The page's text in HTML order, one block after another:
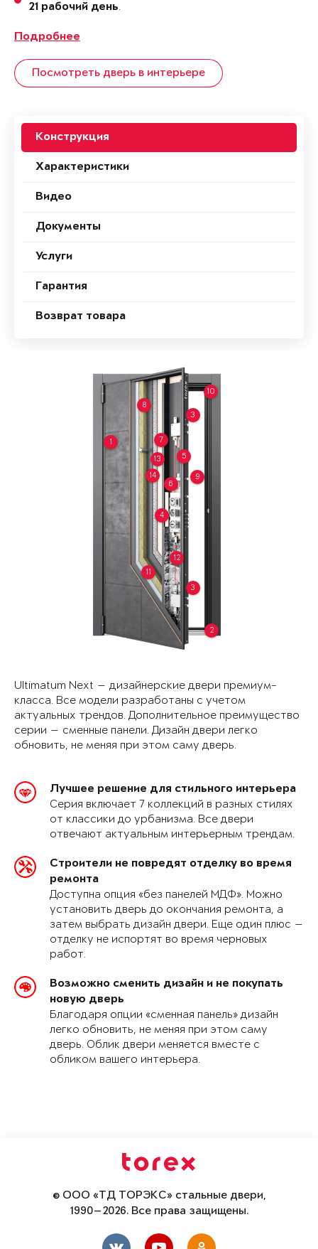
21 рабочий день.
Подробнее
Посмотреть дверь в интерьере
Конструкция
Характеристики
Видео
Документы
Услуги
Гарантия
Возврат товара
1
2
3
3
4
5
6
7
8
9
10
11
12
13
14
Ultimatum Next — дизайнерские двери премиум-
класса. Все модели разработаны с учетом
актуальных трендов. Дополнительное преимущество
серии — сменные панели. Дизайн двери легко
обновить, не меняя при этом саму дверь.
Лучшее решение для стильного интерьера
Серия включает 7 коллекций в разных стилях
от классики до урбанизма. Все двери
отвечают актуальным интерьерным трендам.
Строители не повредят отделку во время
ремонта
Доступна опция «без панелей МДФ». Можно
установить дверь до окончания ремонта, а
затем выбрать дизайн двери. Еще один плюс —
отделку не испортят во время черновых
работ.
Возможно сменить дизайн и не покупать
новую дверь
Благодаря опции «сменная панель» дизайн
легко обновить, не меняя при этом саму
дверь. Облик двери меняется вместе с
обликом вашего интерьера.
© ООО «ТД ТОРЭКС» стальные двери,
1990—2026. Все права защищены.